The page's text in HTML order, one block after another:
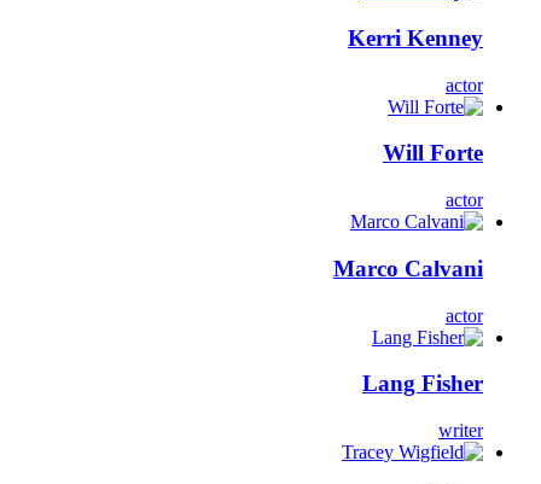
Kerri Kenney
actor
Will Forte
actor
Marco Calvani
actor
Lang Fisher
writer